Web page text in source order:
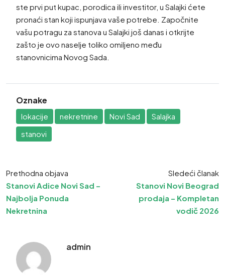
ste prvi put kupac, porodica ili investitor, u Salajki ćete
pronaći stan koji ispunjava vaše potrebe. Započnite
vašu potragu za stanova u Salajki još danas i otkrijte
zašto je ovo naselje toliko omiljeno među
stanovnicima Novog Sada.
Oznake
lokacije nekretnine Novi Sad
Salajka
stanovi
Prethodna objava
Stanovi Adice Novi Sad –
Najbolja Ponuda
Nekretnina
Sledeći članak
Stanovi Novi Beograd
prodaja – Kompletan
vodič 2026
admin